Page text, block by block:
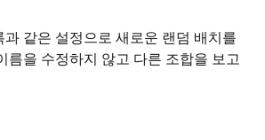
과 같은 설정으로 새로운 랜덤 배치를
름을 수정하지 않고 다른 조합을 보고